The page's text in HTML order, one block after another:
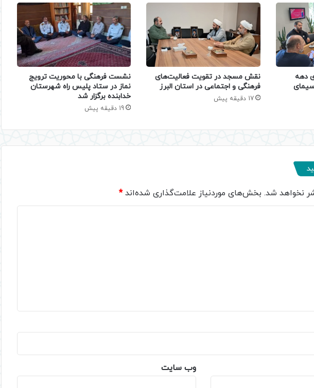
دهه
نقش مسجد در تقویت فعالیت‌های
فرهنگی و اجتماعی در استان البرز
17 دقیقه پیش
نشست فرهنگی با محوریت ترویج
نماز در ستاد پلیس راه شهرستان
خدابنده برگزار شد
19 دقیقه پیش
نخواهد شد. بخش‌های موردنیاز علامت‌گذاری شده‌اند*
وب‌ سایت